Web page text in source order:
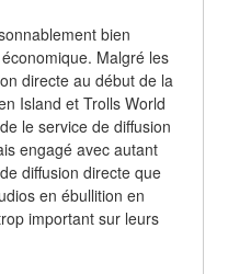
bien
Malgré les
directe au début de la
Island et Trolls World
le service de diffusion
engagé avec autant
diffusion directe que
en ébullition en
important sur leurs